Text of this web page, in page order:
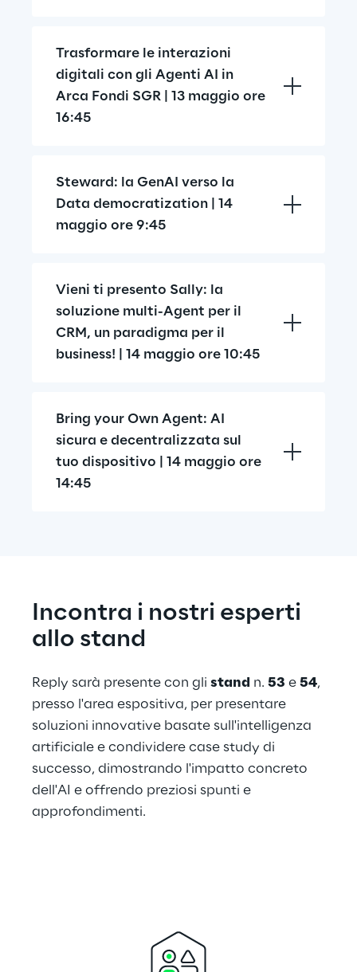
Trasformare le interazioni
digitali con gli Agenti AI in
Arca Fondi SGR | 13 maggio ore
16:45
Steward: la GenAI verso la
Data democratization | 14
maggio ore 9:45
Vieni ti presento Sally: la
soluzione multi-Agent per il
CRM, un paradigma per il
business! | 14 maggio ore 10:45
Bring your Own Agent: AI
sicura e decentralizzata sul
tuo dispositivo | 14 maggio ore
14:45
Incontra i nostri esperti
allo stand
Reply sarà presente con gli stand n. 53 e 54,
presso l'area espositiva, per presentare
soluzioni innovative basate sull'intelligenza
artificiale e condividere case study di
successo, dimostrando l'impatto concreto
dell'AI e offrendo preziosi spunti e
approfondimenti.